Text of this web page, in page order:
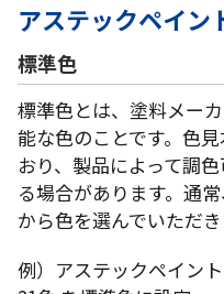
アステックペイン
標準色
標準色とは、塗料メー
能な色のことです。色
おり、製品によって調
る場合があります。通
から色を選んでいただき
例）アステックペイ